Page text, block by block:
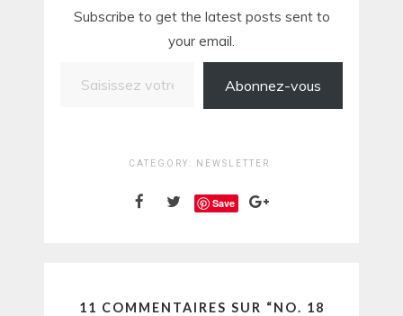
Subscribe to get the latest posts sent to
your email.
Abonnez-vous
CATEGORY: NEWSLETTER
Save
11 COMMENTAIRES SUR “NO. 18